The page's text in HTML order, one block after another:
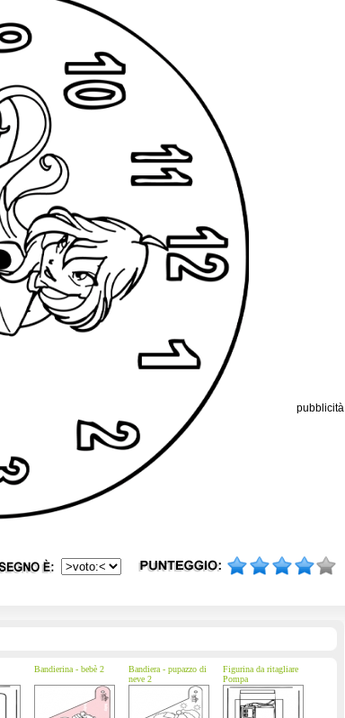
pubblicità
Bandierina - bebè 2
Bandiera - pupazzo di
neve 2
Figurina da ritagliare
Pompa